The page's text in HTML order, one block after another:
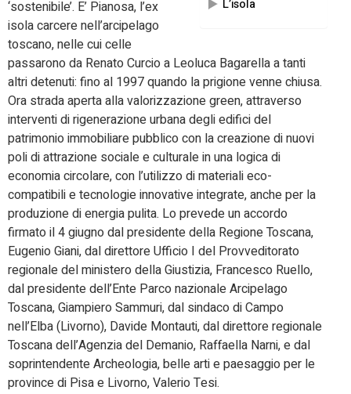
L’isola
‘sostenibile’. E’ Pianosa, l’ex
isola carcere nell’arcipelago
toscano, nelle cui celle
passarono da Renato Curcio a Leoluca Bagarella a tanti
altri detenuti: fino al 1997 quando la prigione venne chiusa.
Ora strada aperta alla valorizzazione green, attraverso
interventi di rigenerazione urbana degli edifici del
patrimonio immobiliare pubblico con la creazione di nuovi
poli di attrazione sociale e culturale in una logica di
economia circolare, con l’utilizzo di materiali eco-
compatibili e tecnologie innovative integrate, anche per la
produzione di energia pulita. Lo prevede un accordo
firmato il 4 giugno dal presidente della Regione Toscana,
Eugenio Giani, dal direttore Ufficio I del Provveditorato
regionale del ministero della Giustizia, Francesco Ruello,
dal presidente dell’Ente Parco nazionale Arcipelago
Toscana, Giampiero Sammuri, dal sindaco di Campo
nell’Elba (Livorno), Davide Montauti, dal direttore regionale
Toscana dell’Agenzia del Demanio, Raffaella Narni, e dal
soprintendente Archeologia, belle arti e paesaggio per le
province di Pisa e Livorno, Valerio Tesi.